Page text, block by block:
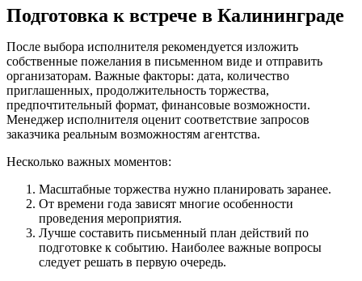
Подготовка к встрече в Калининграде
После выбора исполнителя рекомендуется изложить
собственные пожелания в письменном виде и отправить
организаторам. Важные факторы: дата, количество
приглашенных, продолжительность торжества,
предпочтительный формат, финансовые возможности.
Менеджер исполнителя оценит соответствие запросов
заказчика реальным возможностям агентства.
Несколько важных моментов:
Масштабные торжества нужно планировать заранее.
От времени года зависят многие особенности
проведения мероприятия.
Лучше составить письменный план действий по
подготовке к событию. Наиболее важные вопросы
следует решать в первую очередь.